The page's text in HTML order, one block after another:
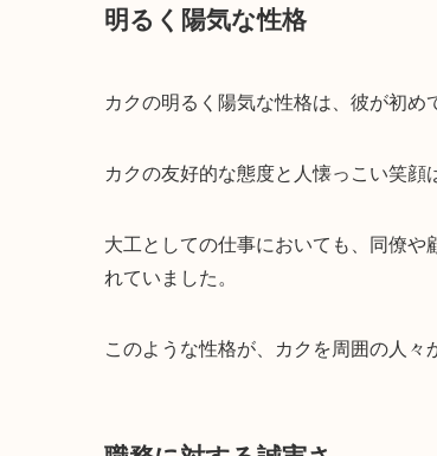
明るく陽気な性格
カクの明るく陽気な性格は、彼が初め
カクの友好的な態度と人懐っこい笑顔
大工としての仕事においても、同僚
れていました。
このような性格が、カクを周囲の人々